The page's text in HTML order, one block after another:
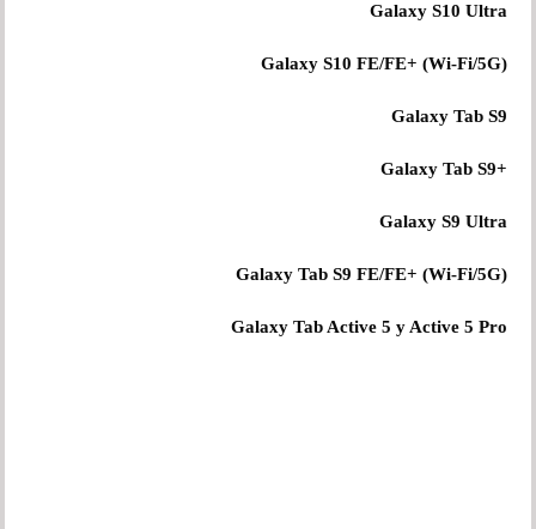
Galaxy S10 Ultra
Galaxy S10 FE/FE+ (Wi-Fi/5G)
Galaxy Tab S9
+Galaxy Tab S9
Galaxy S9 Ultra
Galaxy Tab S9 FE/FE+ (Wi-Fi/5G)
Galaxy Tab Active 5 y Active 5 Pro